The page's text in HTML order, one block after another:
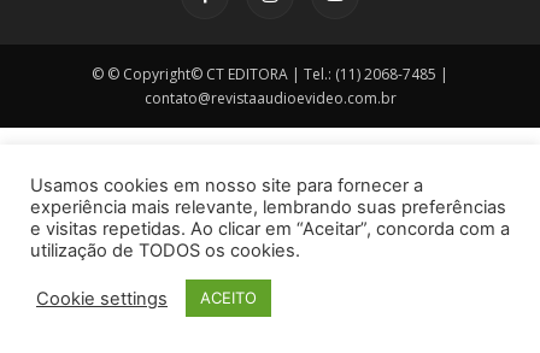
© © Copyright© CT EDITORA | Tel.: (11) 2068-7485 |
contato@revistaaudioevideo.com.br
Usamos cookies em nosso site para fornecer a
experiência mais relevante, lembrando suas preferências
e visitas repetidas. Ao clicar em “Aceitar”, concorda com a
utilização de TODOS os cookies.
Cookie settings ACEITO